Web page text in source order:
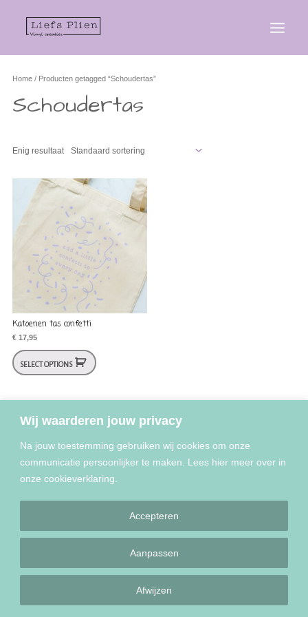
Wij waarderen jouw privacy
Na jouw toestemming gebruiken wij cookies om onze
communicatie persoonlijker te maken. Lees hier meer over in
onze cookieverklaring.
Aanpassen
Afwijzen
Accepteren
Home / Producten getagged “Schoudertas”
Schoudertas
Enig resultaat
Katoenen tas confetti
€ 17,95
SELECT OPTIONS
Copyright © 2022 - 2025 Liefs Plien